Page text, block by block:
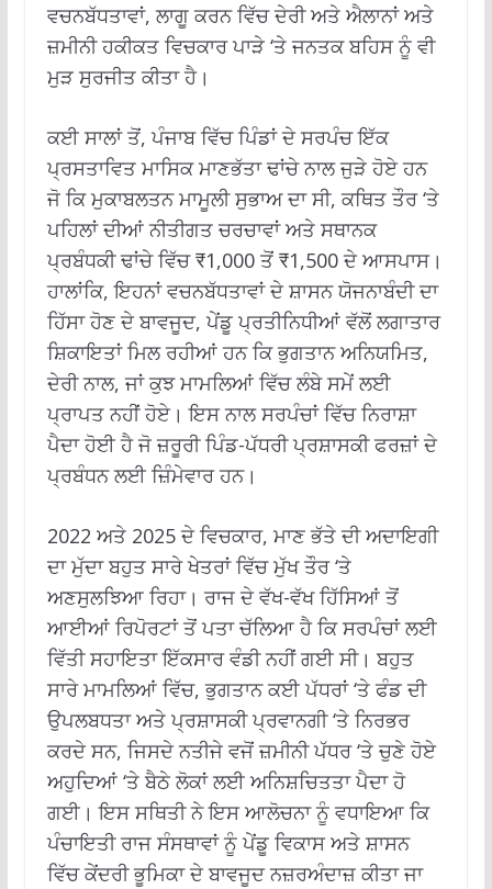
ਵਚਨਬੱਧਤਾਵਾਂ, ਲਾਗੂ ਕਰਨ ਵਿੱਚ ਦੇਰੀ ਅਤੇ ਐਲਾਨਾਂ ਅਤੇ
ਜ਼ਮੀਨੀ ਹਕੀਕਤ ਵਿਚਕਾਰ ਪਾੜੇ ‘ਤੇ ਜਨਤਕ ਬਹਿਸ ਨੂੰ ਵੀ
ਮੁੜ ਸੁਰਜੀਤ ਕੀਤਾ ਹੈ।
ਕਈ ਸਾਲਾਂ ਤੋਂ, ਪੰਜਾਬ ਵਿੱਚ ਪਿੰਡਾਂ ਦੇ ਸਰਪੰਚ ਇੱਕ
ਪ੍ਰਸਤਾਵਿਤ ਮਾਸਿਕ ਮਾਣਭੱਤਾ ਢਾਂਚੇ ਨਾਲ ਜੁੜੇ ਹੋਏ ਹਨ
ਜੋ ਕਿ ਮੁਕਾਬਲਤਨ ਮਾਮੂਲੀ ਸੁਭਾਅ ਦਾ ਸੀ, ਕਥਿਤ ਤੌਰ ‘ਤੇ
ਪਹਿਲਾਂ ਦੀਆਂ ਨੀਤੀਗਤ ਚਰਚਾਵਾਂ ਅਤੇ ਸਥਾਨਕ
ਪ੍ਰਬੰਧਕੀ ਢਾਂਚੇ ਵਿੱਚ ₹1,000 ਤੋਂ ₹1,500 ਦੇ ਆਸਪਾਸ।
ਹਾਲਾਂਕਿ, ਇਹਨਾਂ ਵਚਨਬੱਧਤਾਵਾਂ ਦੇ ਸ਼ਾਸਨ ਯੋਜਨਾਬੰਦੀ ਦਾ
ਹਿੱਸਾ ਹੋਣ ਦੇ ਬਾਵਜੂਦ, ਪੇਂਡੂ ਪ੍ਰਤੀਨਿਧੀਆਂ ਵੱਲੋਂ ਲਗਾਤਾਰ
ਸ਼ਿਕਾਇਤਾਂ ਮਿਲ ਰਹੀਆਂ ਹਨ ਕਿ ਭੁਗਤਾਨ ਅਨਿਯਮਿਤ,
ਦੇਰੀ ਨਾਲ, ਜਾਂ ਕੁਝ ਮਾਮਲਿਆਂ ਵਿੱਚ ਲੰਬੇ ਸਮੇਂ ਲਈ
ਪ੍ਰਾਪਤ ਨਹੀਂ ਹੋਏ। ਇਸ ਨਾਲ ਸਰਪੰਚਾਂ ਵਿੱਚ ਨਿਰਾਸ਼ਾ
ਪੈਦਾ ਹੋਈ ਹੈ ਜੋ ਜ਼ਰੂਰੀ ਪਿੰਡ-ਪੱਧਰੀ ਪ੍ਰਸ਼ਾਸਕੀ ਫਰਜ਼ਾਂ ਦੇ
ਪ੍ਰਬੰਧਨ ਲਈ ਜ਼ਿੰਮੇਵਾਰ ਹਨ।
2022 ਅਤੇ 2025 ਦੇ ਵਿਚਕਾਰ, ਮਾਣ ਭੱਤੇ ਦੀ ਅਦਾਇਗੀ
ਦਾ ਮੁੱਦਾ ਬਹੁਤ ਸਾਰੇ ਖੇਤਰਾਂ ਵਿੱਚ ਮੁੱਖ ਤੌਰ ‘ਤੇ
ਅਣਸੁਲਝਿਆ ਰਿਹਾ। ਰਾਜ ਦੇ ਵੱਖ-ਵੱਖ ਹਿੱਸਿਆਂ ਤੋਂ
ਆਈਆਂ ਰਿਪੋਰਟਾਂ ਤੋਂ ਪਤਾ ਚੱਲਿਆ ਹੈ ਕਿ ਸਰਪੰਚਾਂ ਲਈ
ਵਿੱਤੀ ਸਹਾਇਤਾ ਇੱਕਸਾਰ ਵੰਡੀ ਨਹੀਂ ਗਈ ਸੀ। ਬਹੁਤ
ਸਾਰੇ ਮਾਮਲਿਆਂ ਵਿੱਚ, ਭੁਗਤਾਨ ਕਈ ਪੱਧਰਾਂ ‘ਤੇ ਫੰਡ ਦੀ
ਉਪਲਬਧਤਾ ਅਤੇ ਪ੍ਰਸ਼ਾਸਕੀ ਪ੍ਰਵਾਨਗੀ ‘ਤੇ ਨਿਰਭਰ
ਕਰਦੇ ਸਨ, ਜਿਸਦੇ ਨਤੀਜੇ ਵਜੋਂ ਜ਼ਮੀਨੀ ਪੱਧਰ ‘ਤੇ ਚੁਣੇ ਹੋਏ
ਅਹੁਦਿਆਂ ‘ਤੇ ਬੈਠੇ ਲੋਕਾਂ ਲਈ ਅਨਿਸ਼ਚਿਤਤਾ ਪੈਦਾ ਹੋ
ਗਈ। ਇਸ ਸਥਿਤੀ ਨੇ ਇਸ ਆਲੋਚਨਾ ਨੂੰ ਵਧਾਇਆ ਕਿ
ਪੰਚਾਇਤੀ ਰਾਜ ਸੰਸਥਾਵਾਂ ਨੂੰ ਪੇਂਡੂ ਵਿਕਾਸ ਅਤੇ ਸ਼ਾਸਨ
ਵਿੱਚ ਕੇਂਦਰੀ ਭੂਮਿਕਾ ਦੇ ਬਾਵਜੂਦ ਨਜ਼ਰਅੰਦਾਜ਼ ਕੀਤਾ ਜਾ